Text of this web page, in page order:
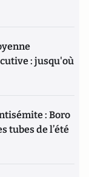
: jusqu'où
: Boro
tubes de l’été